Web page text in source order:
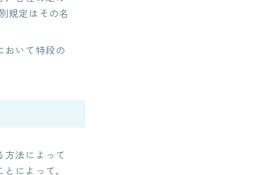
規定はその名
おいて特段の
方法によって
によって，